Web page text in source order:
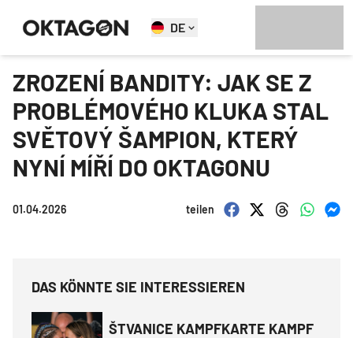
DE
ZROZENÍ BANDITY: JAK SE Z
PROBLÉMOVÉHO KLUKA STAL
SVĚTOVÝ ŠAMPION, KTERÝ
NYNÍ MÍŘÍ DO OKTAGONU
01.04.2026 teilen
DAS KÖNNTE SIE INTERESSIEREN
ŠTVANICE KAMPFKARTE KAMPF